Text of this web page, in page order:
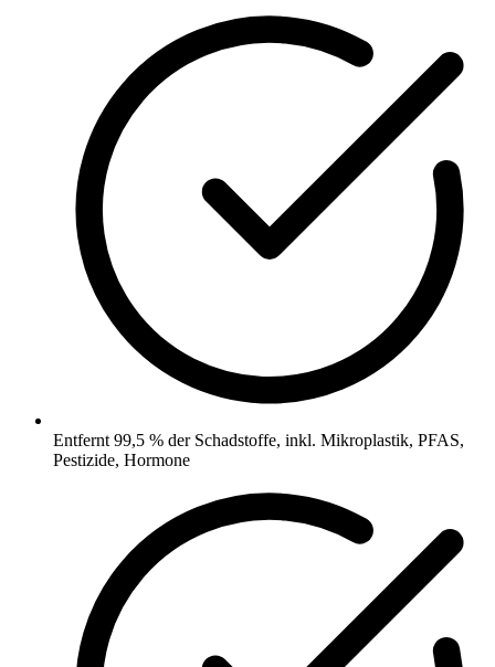
Entfernt 99,5 % der Schadstoffe, inkl. Mikroplastik, PFAS,
Pestizide, Hormone